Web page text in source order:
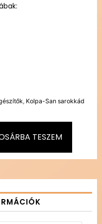
, Kolpa-San sarokkád
TESZEM